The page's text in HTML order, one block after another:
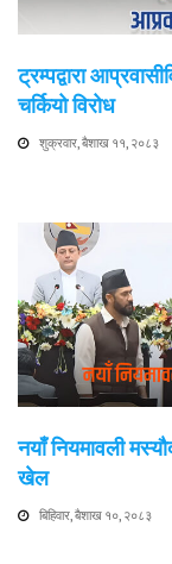
ट्रम्पद्वारा
चर्कियो विरोध
शुक्रवार, बैशाख ११, २०८३
नयाँ नियमावली
खेल
बिहिवार, बैशाख १०, २०८३